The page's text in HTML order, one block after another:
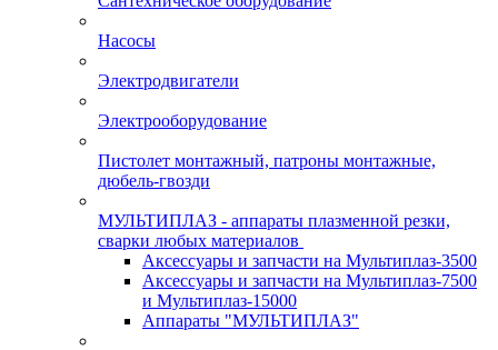
Насосы
Электродвигатели
Электрооборудование
Пистолет монтажный, патроны монтажные,
дюбель-гвозди
МУЛЬТИПЛАЗ - аппараты плазменной резки,
сварки любых материалов
Аксессуары и запчасти на Мультиплаз-3500
Аксессуары и запчасти на Мультиплаз-7500
и Мультиплаз-15000
Аппараты "МУЛЬТИПЛАЗ"